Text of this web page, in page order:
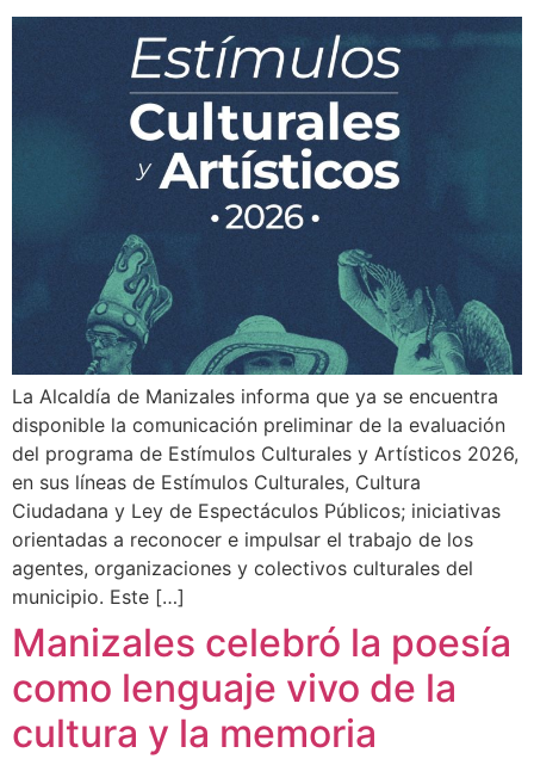
La Alcaldía de Manizales informa que ya se encuentra
disponible la comunicación preliminar de la evaluación
del programa de Estímulos Culturales y Artísticos 2026,
en sus líneas de Estímulos Culturales, Cultura
Ciudadana y Ley de Espectáculos Públicos; iniciativas
orientadas a reconocer e impulsar el trabajo de los
agentes, organizaciones y colectivos culturales del
municipio. Este […]
Manizales celebró la poesía
como lenguaje vivo de la
cultura y la memoria